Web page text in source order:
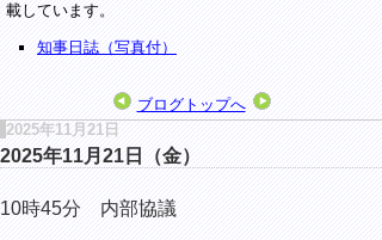
載しています。
知事日誌（写真付）
ブログトップへ
2025年11月21日
2025年11月21日（金）
10時45分 内部協議